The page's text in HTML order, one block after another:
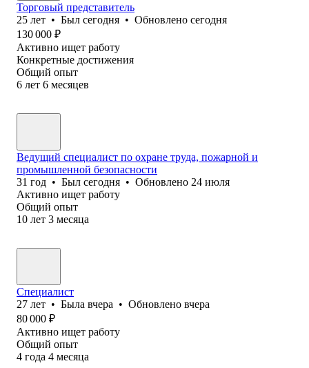
Торговый представитель
25 лет • Был сегодня • Обновлено сегодня
130 000 ₽
Активно ищет работу
Конкретные достижения
Общий опыт
6 лет 6 месяцев
Ведущий специалист по охране труда, пожарной и
промышленной безопасности
31 год • Был сегодня • Обновлено 24 июля
Активно ищет работу
Общий опыт
10 лет 3 месяца
Специалист
27 лет • Была вчера • Обновлено вчера
80 000 ₽
Активно ищет работу
Общий опыт
4 года 4 месяца